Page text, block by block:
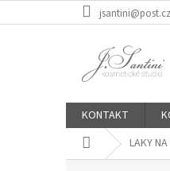
na
jsantini@post.cz
KONTAKT
Domů LAKY